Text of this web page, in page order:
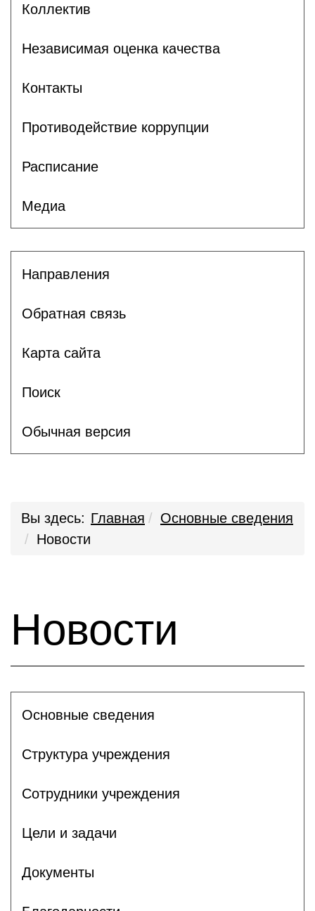
Коллектив
Независимая оценка качества
Контакты
Противодействие коррупции
Расписание
Медиа
Направления
Обратная связь
Карта сайта
Поиск
Обычная версия
Вы здесь: Главная
Основные сведения
Новости
Новости
Основные сведения
Структура учреждения
Сотрудники учреждения
Цели и задачи
Документы